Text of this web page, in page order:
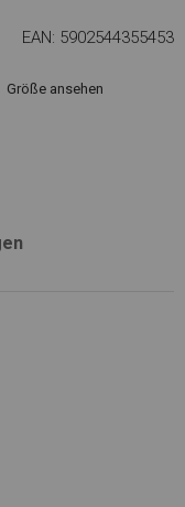
EAN: 5902544355453
Größe ansehen